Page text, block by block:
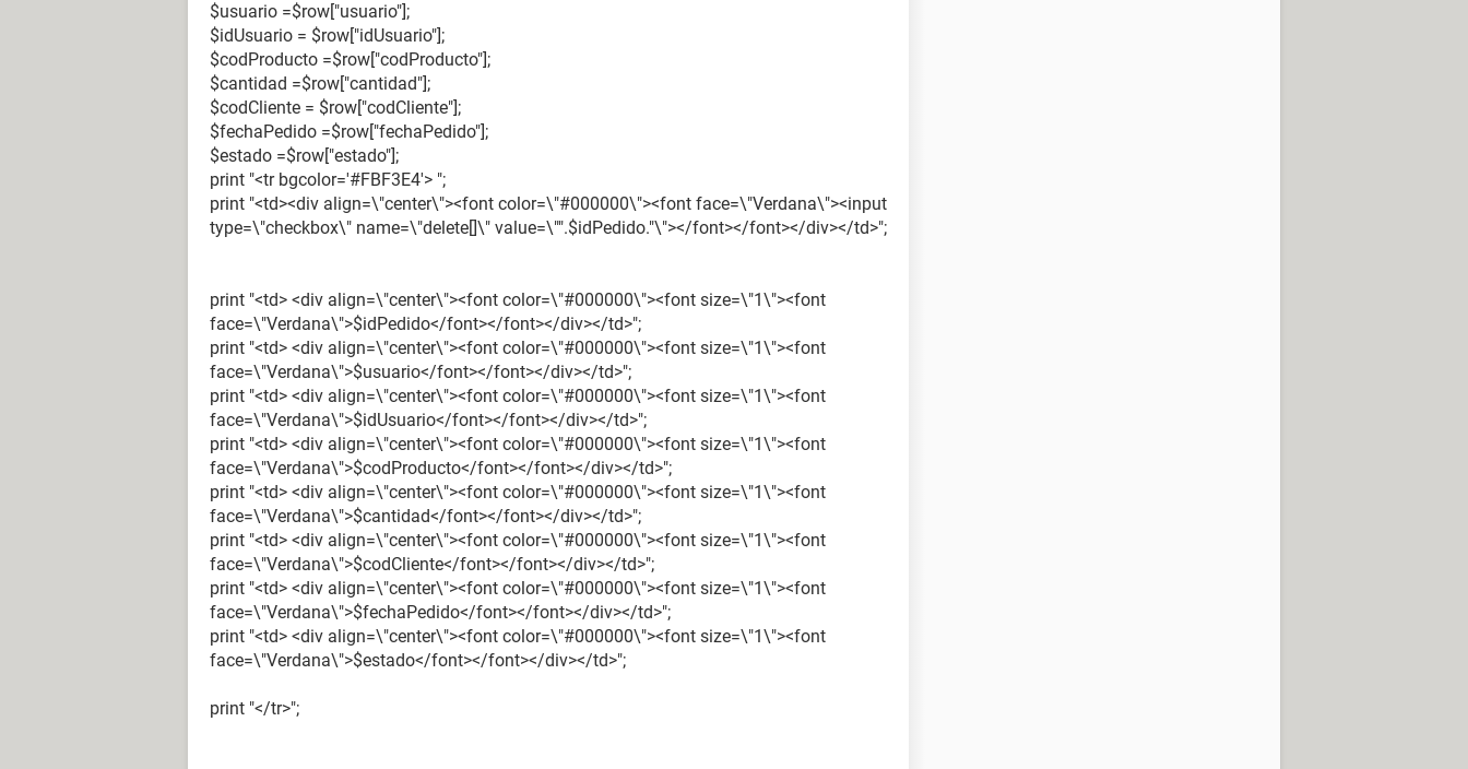
$usuario =$row["usuario"];
$idUsuario = $row["idUsuario"];
$codProducto =$row["codProducto"];
$cantidad =$row["cantidad"];
$codCliente = $row["codCliente"];
$fechaPedido =$row["fechaPedido"];
$estado =$row["estado"];
print "<tr bgcolor='#FBF3E4'> ";
print "<td><div align=\"center\"><font color=\"#000000\"><font face=\"Verdana\"><input
type=\"checkbox\" name=\"delete[]\" value=\"".$idPedido."\"></font></font></div></td>";
print "<td> <div align=\"center\"><font color=\"#000000\"><font size=\"1\"><font
face=\"Verdana\">$idPedido</font></font></div></td>";
print "<td> <div align=\"center\"><font color=\"#000000\"><font size=\"1\"><font
face=\"Verdana\">$usuario</font></font></div></td>";
print "<td> <div align=\"center\"><font color=\"#000000\"><font size=\"1\"><font
face=\"Verdana\">$idUsuario</font></font></div></td>";
print "<td> <div align=\"center\"><font color=\"#000000\"><font size=\"1\"><font
face=\"Verdana\">$codProducto</font></font></div></td>";
print "<td> <div align=\"center\"><font color=\"#000000\"><font size=\"1\"><font
face=\"Verdana\">$cantidad</font></font></div></td>";
print "<td> <div align=\"center\"><font color=\"#000000\"><font size=\"1\"><font
face=\"Verdana\">$codCliente</font></font></div></td>";
print "<td> <div align=\"center\"><font color=\"#000000\"><font size=\"1\"><font
face=\"Verdana\">$fechaPedido</font></font></div></td>";
print "<td> <div align=\"center\"><font color=\"#000000\"><font size=\"1\"><font
face=\"Verdana\">$estado</font></font></div></td>";
print "</tr>";